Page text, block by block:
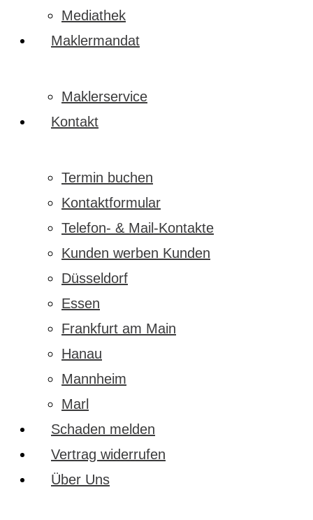
Mediathek
Maklermandat
Maklerservice
Kontakt
Termin buchen
Kontaktformular
Telefon- & Mail-Kontakte
Kunden werben Kunden
Düsseldorf
Essen
Frankfurt am Main
Hanau
Mannheim
Marl
Schaden melden
Vertrag widerrufen
Über Uns